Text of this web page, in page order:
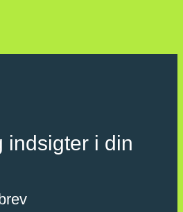
indsigter i din